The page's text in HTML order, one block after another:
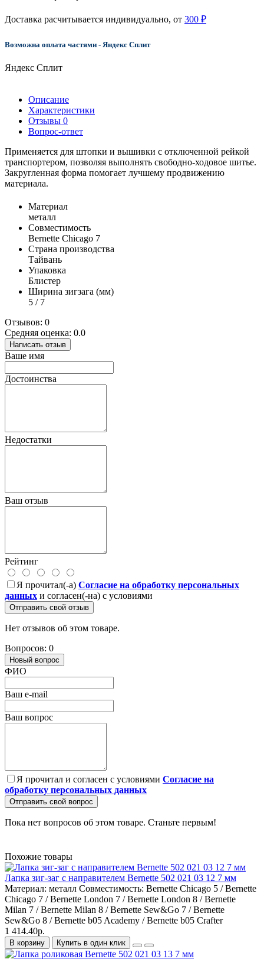
Доставка расчитывается индивидуально, от 300 ₽
Возможна оплата частями - Яндекс Сплит
Яндекс Сплит
Описание
Характеристики
Отзывы 0
Вопрос-ответ
Применяется для штопки и вышивки с отключенной рейкой
транспортером, позволяя выполнять свободно-ходовое шитье.
Закругленная форма помогает лучшему продвижению
материала.
Материал
металл
Совместимость
Bernette Chicago 7
Страна производства
Тайвань
Упаковка
Блистер
Ширина зигзага (мм)
5 / 7
Отзывов: 0
Средняя оценка: 0.0
Написать отзыв
Ваше имя
Достоинства
Недостатки
Ваш отзыв
Рейтинг
Я прочитал(-а) Согласие на обработку персональных
данных и согласен(-на) с условиями
Отправить свой отзыв
Нет отзывов об этом товаре.
Вопросов: 0
Новый вопрос
ФИО
Ваш e-mail
Ваш вопрос
Я прочитал и согласен с условиями Согласие на
обработку персональных данных
Отправить свой вопрос
Пока нет вопросов об этом товаре. Станьте первым!
Похожие товары
Лапка зиг-заг с направителем Bernette 502 021 03 12 7 мм
Материал: металл Совместимость: Bernette Chicago 5 / Bernette
Chicago 7 / Bernette London 7 / Bernette London 8 / Bernette
Milan 7 / Bernette Milan 8 / Bernette Sew&Go 7 / Bernette
Sew&Go 8 / Bernette b05 Academy / Bernette b05 Crafter
1 414.40р.
В корзину Купить в один клик